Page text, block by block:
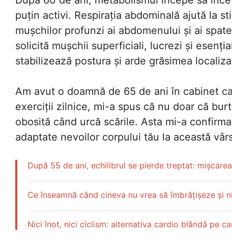
puțin activi. Respirația abdominală ajută la
mușchilor profunzi ai abdomenului și ai
solicită mușchii superficiali, lucrezi și
stabilizează postura și arde grăsimea
Am avut o doamnă de 65 de ani în cabinet
exerciții zilnice, mi-a spus că nu doar că
obosită când urcă scările. Asta mi-a
adaptate nevoilor corpului tău la această
După 55 de ani, echilibrul se pierde treptat:
Ce înseamnă când cineva nu vrea să îmbrățișeze și
Nici înot, nici ciclism: alternativa cardio blândă pe